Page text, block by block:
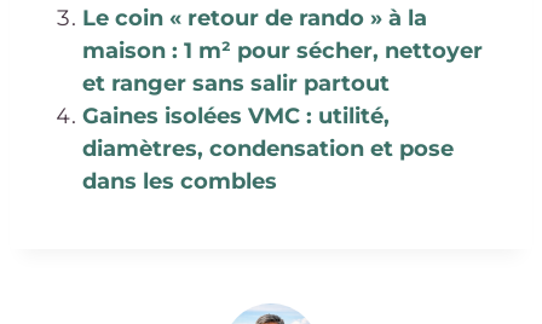
Le coin « retour de rando » à la
maison : 1 m² pour sécher, nettoyer
et ranger sans salir partout
Gaines isolées VMC : utilité,
diamètres, condensation et pose
dans les combles